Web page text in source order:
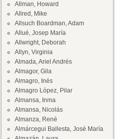
Allman, Howard
Allred, Mike
Allsuch Boardman, Adam
Allué, Josep María
Allwright, Deborah
Allyn, Virginia
Almada, Ariel Andrés
Almagor, Gila
Almagro, Inés
Almagro López, Pilar
Almansa, Inma
Almansa, Nicolás
Almanza, René
Almárcegui Ballesta, José María